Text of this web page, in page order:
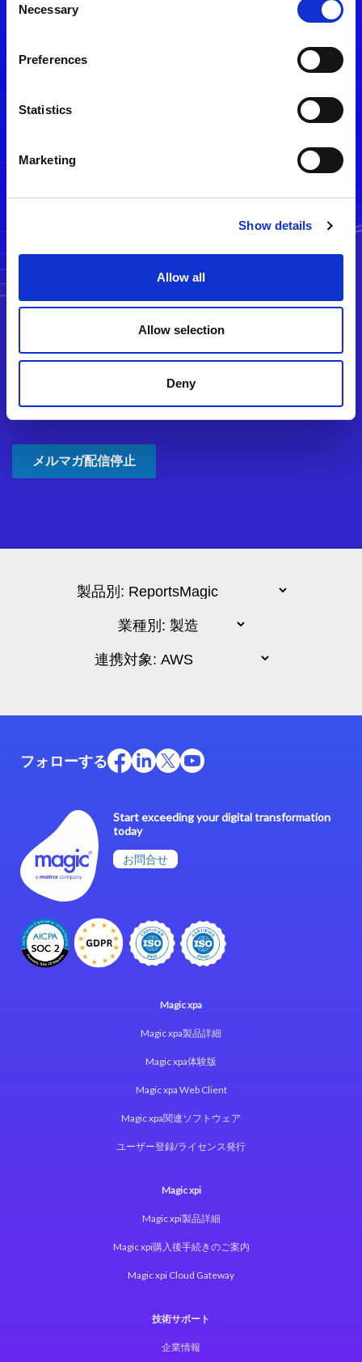
Selection
Necessary
Preferences
Statistics
Marketing
Show details
Allow all
Allow selection
Deny
メルマガ配信停止
Start exceeding your digital transformation
today
お問合せ
フォローする
Magic xpa
Magic xpa製品詳細
Magic xpa体験版
Magic xpa Web Client
Magic xpa関連ソフトウェア
ユーザー登録/ライセンス発行
Magic xpi
Magic xpi製品詳細
Magic xpi購入後手続きのご案内
Magic xpi Cloud Gateway
技術サポート
企業情報